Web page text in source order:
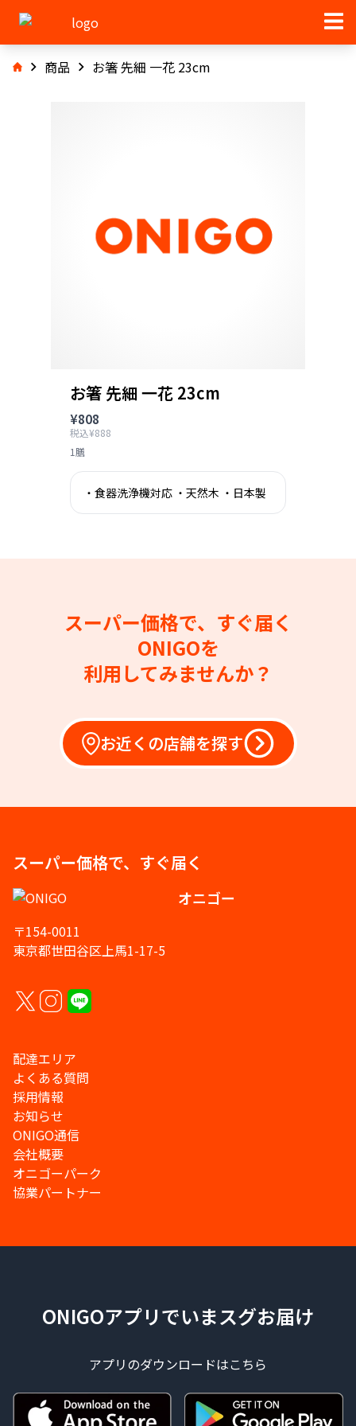
商品 お箸 先細 一花 23cm
お箸 先細 一花 23cm
¥808
税込¥888
1膳
・食器洗浄機対応 ・天然木 ・日本製
スーパー価格で、すぐ届く
ONIGOを
利用してみませんか？
お近くの店舗を探す
スーパー価格で、すぐ届く
オニゴー
〒154-0011
東京都世田谷区上馬1-17-5
配達エリア
よくある質問
採用情報
お知らせ
ONIGO通信
会社概要
オニゴーパーク
協業パートナー
ONIGOアプリでいまスグお届け
アプリのダウンロードはこちら